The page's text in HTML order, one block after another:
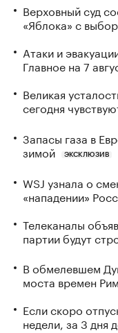
Верховный суд
«Яблока» с
Атаки и
Главное на 7
Великая
сегодня
Запасы газа в
зимой
ЭКСКЛЮЗИВ
WSJ узнала о
«нападении»
Телеканалы
партии будут
В обмелевшем
моста времен
Если скоро
недели, за 3 дня